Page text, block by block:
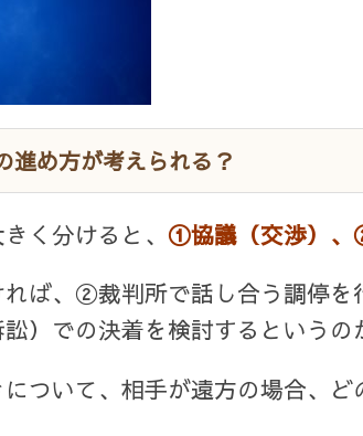
進め方が考えられる？
く分けると、 ①協議（交渉）、
ば、②裁判所で話し合う調停
訟）での決着を検討するというの
ついて、相手が遠方の場合、ど